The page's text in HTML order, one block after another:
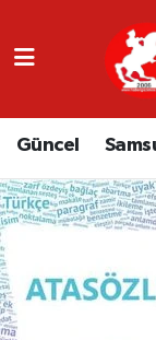
Güncel
GÜNCEL
SAMSUN
YAŞAM